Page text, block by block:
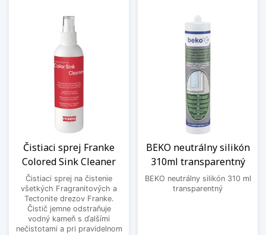
Čistiaci sprej Franke
Colored Sink Cleaner
Čistiaci sprej na čistenie
všetkých Fragranitových a
Tectonite drezov Franke.
Čistič jemne odstraňuje
vodný kameň s ďalšími
nečistotami a pri pravidelnom
BEKO neutrálny silikón
310ml transparentný
BEKO neutrálny silikón 310 ml
transparentný